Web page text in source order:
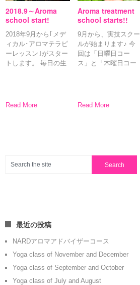
2018.9～Aroma
school start!
2018年9月から｢メデ
ィカル･アロマテラピ
ーレッスン｣がスター
トします。 毎日の生
キンケアなど様々な
Read More
Aroma treatment
school starts!!
9月から、実技スクー
ルが始まります♪ 今
回は「日曜日コー
ス」と「木曜日コー
さい
ご家族やお友
Read More
最近の投稿
NARDアロマアドバイザーコース
Yoga class of November and December
Yoga class of September and October
Yoga class of July and August